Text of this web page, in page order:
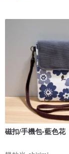
磁扣/手機包-藍色花